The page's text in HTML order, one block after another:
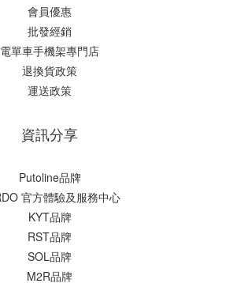
會員優惠
批發經銷
電單車手機架專門店
退換貨政策
運送政策
資訊分享
Putoline品牌
官方體驗及服務中心
KYT品牌
RST品牌
SOL品牌
M2R品牌